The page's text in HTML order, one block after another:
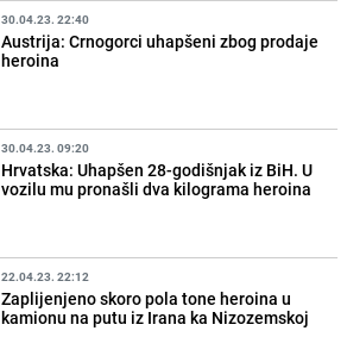
30.04.23. 22:40
Austrija: Crnogorci uhapšeni zbog prodaje
heroina
30.04.23. 09:20
Hrvatska: Uhapšen 28-godišnjak iz BiH. U
vozilu mu pronašli dva kilograma heroina
22.04.23. 22:12
Zaplijenjeno skoro pola tone heroina u
kamionu na putu iz Irana ka Nizozemskoj